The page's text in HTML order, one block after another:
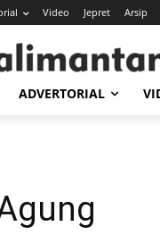
Video Jepret Arsip
ADVERTORIAL